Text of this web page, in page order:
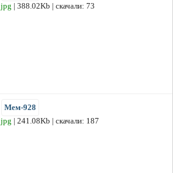
jpg | 388.02Kb | скачали: 73
Мем-928
jpg | 241.08Kb | скачали: 187